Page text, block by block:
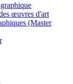
œuvres d'art
(Master